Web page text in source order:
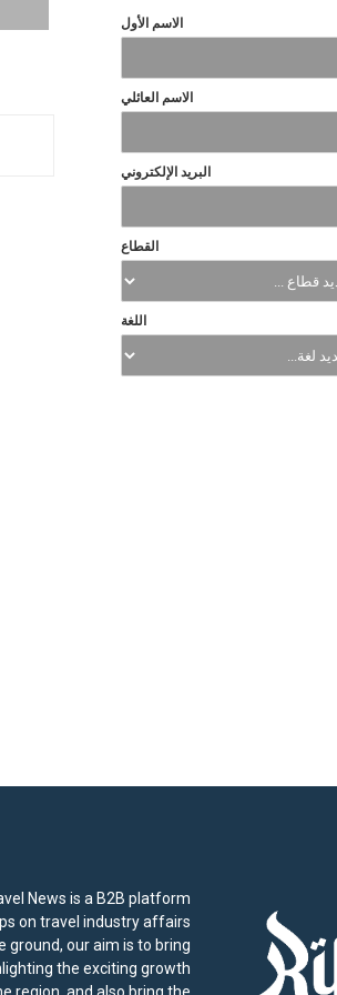
الاسم الأول
الاسم العائلي
البريد الإلكتروني
القطاع
اللغة
News is a B2B platform
on travel industry affairs
ground, our aim is to bring
the exciting growth